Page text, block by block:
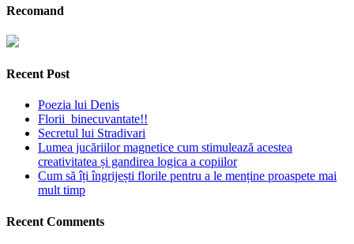
Recomand
Recent Post
Poezia lui Denis
Florii binecuvantate!!
Secretul lui Stradivari
Lumea jucăriilor magnetice cum stimulează acestea
creativitatea și gandirea logica a copiilor
Cum să îți îngrijești florile pentru a le menține proaspete mai
mult timp
Recent Comments